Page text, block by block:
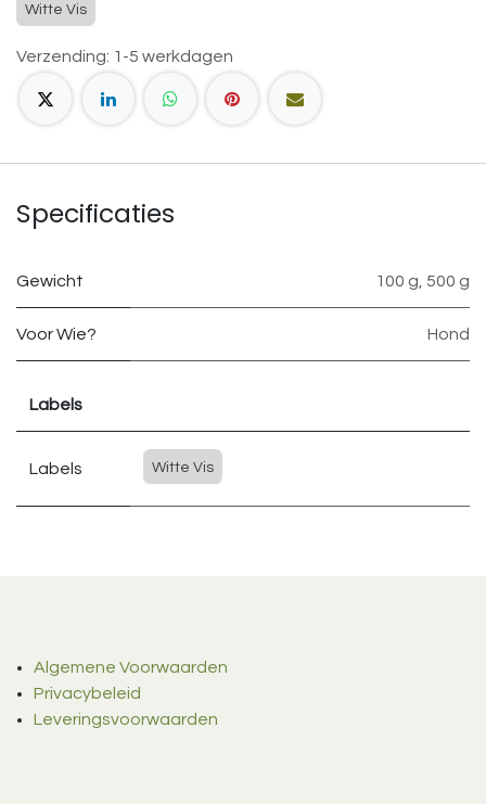
Witte Vis
Verzending: 1-5 werkdagen
Specificaties
Gewicht 100 g, 500 g
Voor Wie? Hond
Labels
Labels Witte Vis
Algemene Voorwaarden
Privacybeleid
Leveringsvoorwaarden